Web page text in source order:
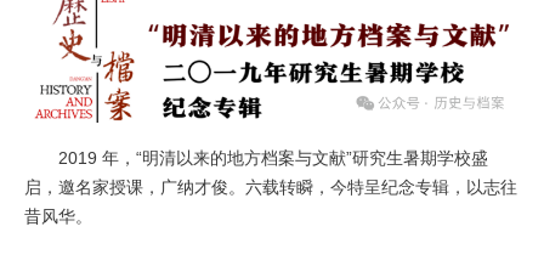
2019 年，“明清以来的地方档案与文献”研究生暑期学校盛
启，邀名家授课，广纳才俊。六载转瞬，今特呈纪念专辑，以志往
昔风华。